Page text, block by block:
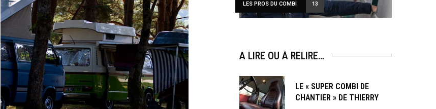
Sign Up to Our Newsletter
Get notified about exclusive offers every
week!
LES PROS DU COMBI 13
A LIRE OU À RELIRE…
LE « SUPER COMBI DE
CHANTIER » DE THIERRY